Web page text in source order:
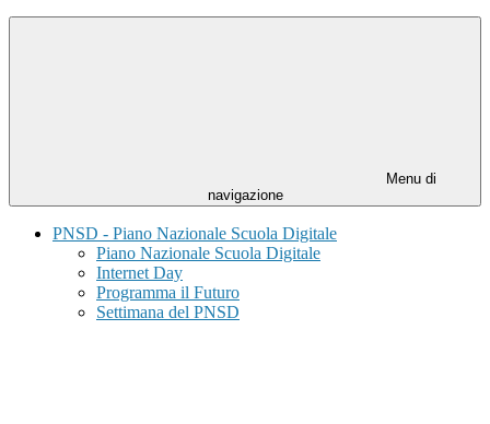
Menu di
navigazione
PNSD - Piano Nazionale Scuola Digitale
Piano Nazionale Scuola Digitale
Internet Day
Programma il Futuro
Settimana del PNSD